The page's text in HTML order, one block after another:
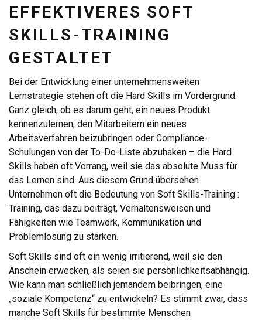
EFFEKTIVERES SOFT
SKILLS-TRAINING
GESTALTET
Bei der Entwicklung einer unternehmensweiten
Lernstrategie stehen oft die Hard Skills im Vordergrund.
Ganz gleich, ob es darum geht, ein neues Produkt
kennenzulernen, den Mitarbeitern ein neues
Arbeitsverfahren beizubringen oder Compliance-
Schulungen von der To-Do-Liste abzuhaken – die Hard
Skills haben oft Vorrang, weil sie das absolute Muss für
das Lernen sind. Aus diesem Grund übersehen
Unternehmen oft die Bedeutung von Soft Skills-Training :
Training, das dazu beiträgt, Verhaltensweisen und
Fähigkeiten wie Teamwork, Kommunikation und
Problemlösung zu stärken.
Soft Skills sind oft ein wenig irritierend, weil sie den
Anschein erwecken, als seien sie persönlichkeitsabhängig.
Wie kann man schließlich jemandem beibringen, eine
„soziale Kompetenz“ zu entwickeln? Es stimmt zwar, dass
manche Soft Skills für bestimmte Menschen